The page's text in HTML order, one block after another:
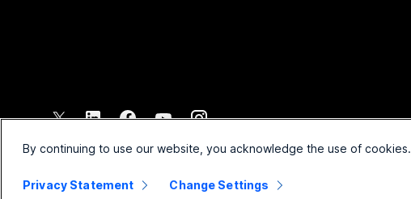
2026 Cisco 和/或其附属公司。保留所有权利。
By continuing to use our website, you acknowledge the use of cookies.
Privacy Statement Change Settings